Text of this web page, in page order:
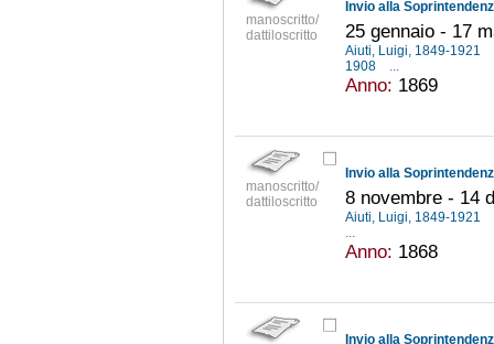
manoscritto/
dattiloscritto
25 gennaio - 17
Aiuti, Luigi, 1849-1921
1908
...
Anno: 1869
manoscritto/
dattiloscritto
8 novembre - 14
Aiuti, Luigi, 1849-1921
...
Anno: 1868